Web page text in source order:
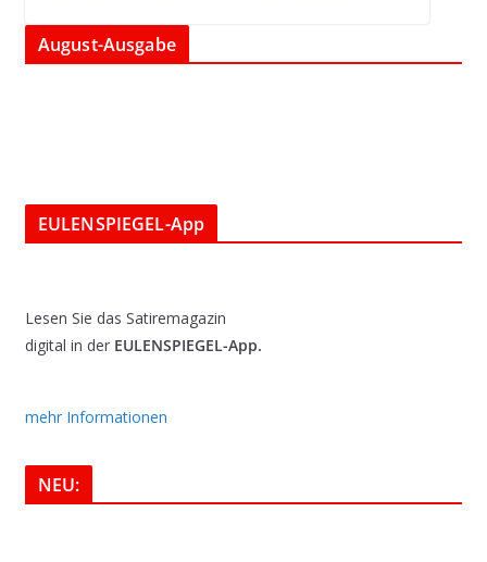
August-Ausgabe
EULENSPIEGEL-App
Lesen Sie das Satiremagazin
digital in der EULENSPIEGEL-App.
mehr Informationen
NEU: